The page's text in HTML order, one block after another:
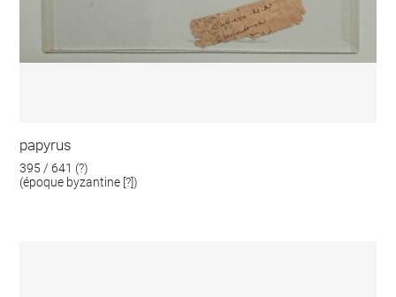
papyrus
395 / 641 (?)
(époque byzantine [?])